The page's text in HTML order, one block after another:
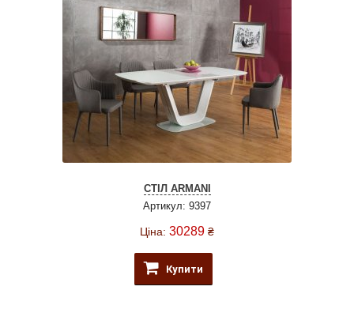
СТІЛ ARMANI
Артикул: 9397
Ціна: 30289 ₴
Купити